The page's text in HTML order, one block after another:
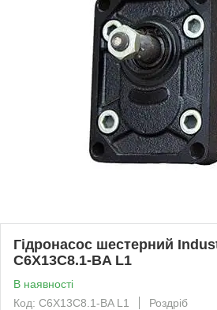
Гідронасос шестерний
C6X13C8.1-BA L1
В наявності
Код: C6X13C8.1-BA L1
Роздріб